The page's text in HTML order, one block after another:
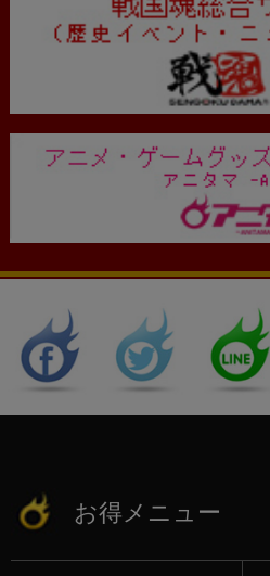
お得メニュー